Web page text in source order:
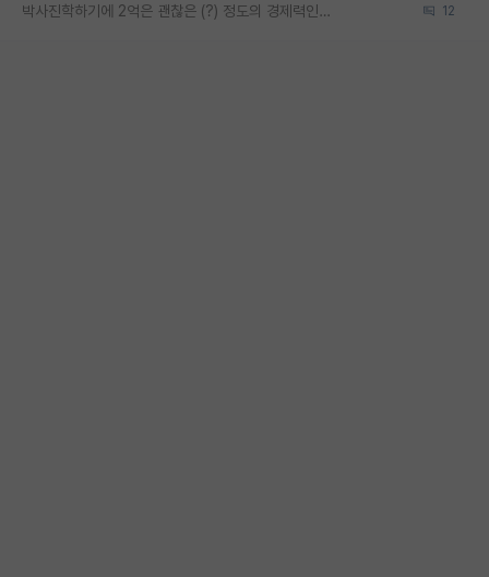
박사진학하기에 2억은 괜찮은 (?) 정도의 경제력인가요 12